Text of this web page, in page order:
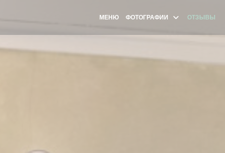
МЕНЮ ФОТОГРАФИИ ОТЗЫВЫ